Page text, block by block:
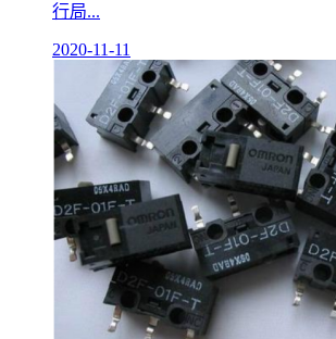
行局...
2020-11-11